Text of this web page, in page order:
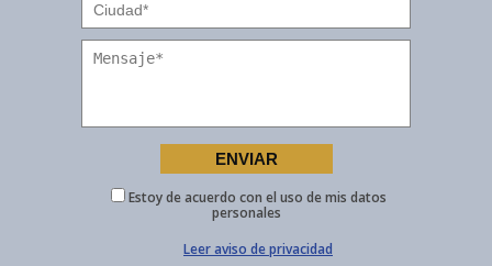
Estoy de acuerdo con el uso de mis datos
personales
Leer aviso de privacidad